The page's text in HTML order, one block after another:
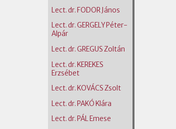
Lect. dr. FODOR János
Lect. dr. GERGELY Péter-
Alpár
Lect. dr. GREGUS Zoltán
Lect. dr. KEREKES
Erzsébet
Lect. dr. KOVÁCS Zsolt
Lect. dr. PAKÓ Klára
Lect. dr. PÁL Emese